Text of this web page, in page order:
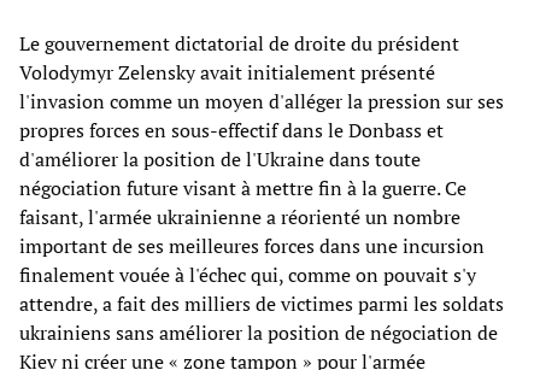
Le gouvernement dictatorial de droite du président
Volodymyr Zelensky avait initialement présenté
l'invasion comme un moyen d'alléger la pression sur ses
propres forces en sous-effectif dans le Donbass et
d'améliorer la position de l'Ukraine dans toute
négociation future visant à mettre fin à la guerre. Ce
faisant, l'armée ukrainienne a réorienté un nombre
important de ses meilleures forces dans une incursion
finalement vouée à l'échec qui, comme on pouvait s'y
attendre, a fait des milliers de victimes parmi les soldats
ukrainiens sans améliorer la position de négociation de
Kiev ni créer une « zone tampon » pour l'armée